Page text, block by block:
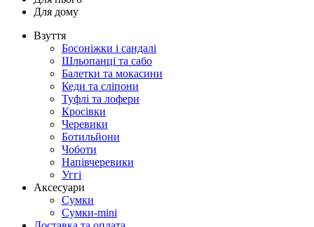
Для дому
Взуття
Босоніжки і сандалі
Шльопанці та сабо
Балетки та мокасини
Кеди та сліпони
Туфлі та лофери
Кросівки
Черевики
Ботильйони
Чоботи
Напівчеревики
Уггі
Аксесуари
Сумки
Сумки-mini